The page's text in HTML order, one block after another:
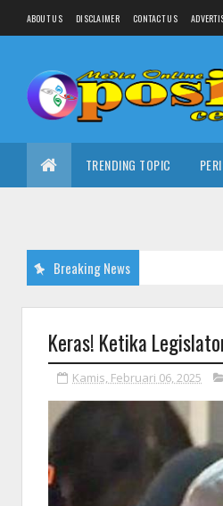
ABOUT US DISCLAIMER CONTACT US
TRENDING TOPIC
Breaking News
Keras! Ketika
Kamis, Februari 06, 2025